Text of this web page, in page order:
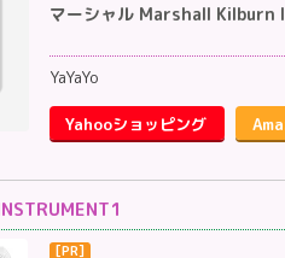
マーシャル Marshall Kilburn
YaYaYo
Yahooショッピング